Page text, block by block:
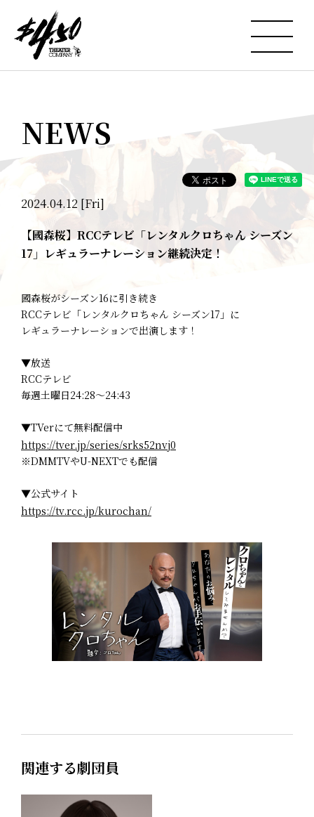
NEWS
2024.04.12 [Fri]
【國森桜】RCCテレビ「レンタルクロちゃん シーズン
17」レギュラーナレーション継続決定！
國森桜がシーズン16に引き続き
RCCテレビ「レンタルクロちゃん シーズン17」に
レギュラーナレーションで出演します！
▼放送
RCCテレビ
毎週土曜日24:28～24:43
▼TVerにて無料配信中
https://tver.jp/series/srks52nvj0
※DMMTVやU-NEXTでも配信
▼公式サイト
https://tv.rcc.jp/kurochan/
関連する劇団員